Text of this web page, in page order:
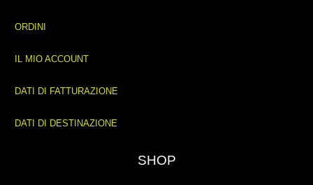
ORDINI
IL MIO ACCOUNT
DATI DI FATTURAZIONE
DATI DI DESTINAZIONE
SHOP